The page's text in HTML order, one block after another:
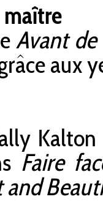
Avant de
aux
Faire
and